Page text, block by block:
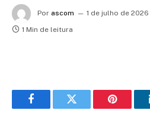
Por ascom 1 de julho de 2026
1 Min de leitura
FacebookTwitter Pinterest